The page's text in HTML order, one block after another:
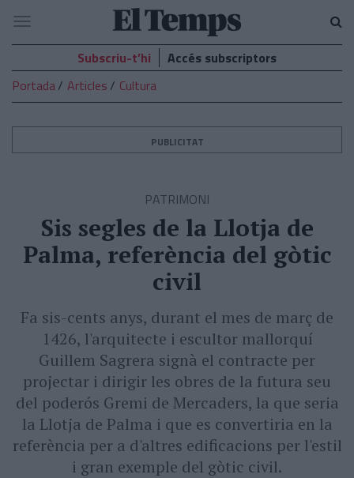
El
Temps
Navegació
Subscriu-t’hi
Accés subscriptors
Portada
Articles Cultura
PUBLICITAT
PATRIMONI
Sis segles de la Llotja de
Palma, referència del gòtic
civil
Fa sis-cents anys, durant el mes de març de
1426, l'arquitecte i escultor mallorquí
Guillem Sagrera signà el contracte per
projectar i dirigir les obres de la futura seu
del poderós Gremi de Mercaders, la que seria
la Llotja de Palma i que es convertiria en la
referència per a d'altres edificacions per l'estil
i gran exemple del gòtic civil.